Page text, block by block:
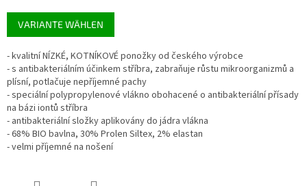
Verkaufspreis:
VARIANTE WÄHLEN
- kvalitní NÍZKÉ, KOTNÍKOVÉ ponožky od českého výrobce
- s antibakteriálním účinkem stříbra, zabraňuje růstu mikroorganizmů a
plísní, potlačuje nepříjemné pachy
- speciální polypropylenové vlákno obohacené o antibakteriální přísady
na bázi iontů stříbra
- antibakteriální složky aplikovány do jádra vlákna
- 68% BIO bavlna, 30% Prolen Siltex, 2% elastan
- velmi příjemné na nošení